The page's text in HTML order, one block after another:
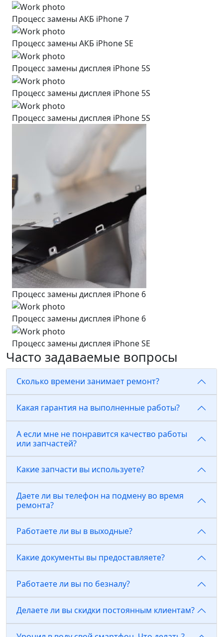
Процесс замены АКБ iPhone 7
Процесс замены АКБ iPhone SE
Процесс замены дисплея iPhone 5S
Процесс замены дисплея iPhone 5S
Процесс замены дисплея iPhone 5S
Процесс замены дисплея iPhone 6
Процесс замены дисплея iPhone 6
Процесс замены дисплея iPhone SE
Часто задаваемые вопросы
Сколько времени занимает ремонт?
Какая гарантия на выполненные работы?
А если мне не понравится качество работы
или запчастей?
Какие запчасти вы используете?
Даете ли вы телефон на подмену во время
ремонта?
Работаете ли вы в выходные?
Какие документы вы предоставляете?
Работаете ли вы по безналу?
Делаете ли вы скидки постоянным клиентам?